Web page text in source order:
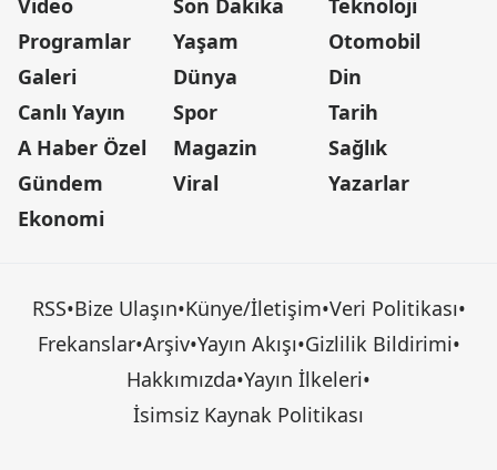
Programlar
Galeri
Canlı Yayın
A Haber Özel
Gündem
Ekonomi
Yaşam
Dünya
Spor
Magazin
Viral
Otomobil
Din
Tarih
Sağlık
Yazarlar
RSS•Bize Ulaşın•Künye/İletişim•Veri Politikası•
Frekanslar•Arşiv•Yayın Akışı•Gizlilik Bildirimi•
Hakkımızda•Yayın İlkeleri•
İsimsiz Kaynak Politikası